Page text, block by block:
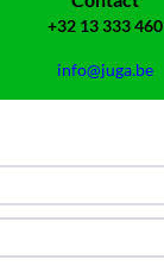
+32 13 333 460
info@juga.be